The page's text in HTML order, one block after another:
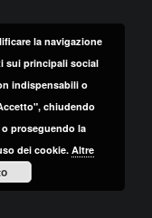
la navigazione
sui principali social
indispensabili o
chiudendo
proseguendo la
dei cookie.Altre